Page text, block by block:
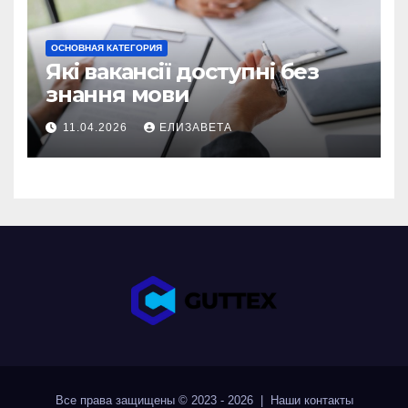
ОСНОВНАЯ КАТЕГОРИЯ
Які вакансії доступні без
знання мови
11.04.2026 ЕЛИЗАВЕТА
Все права защищены © 2023 - 2026 | Наши контакты